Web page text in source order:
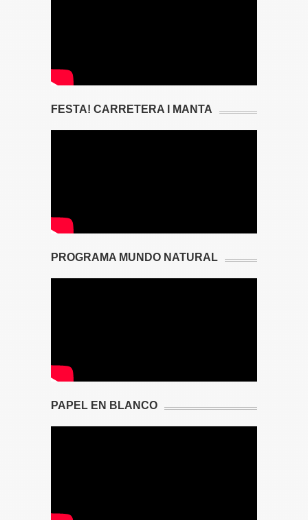
FESTA! CARRETERA I MANTA
PROGRAMA MUNDO NATURAL
PAPEL EN BLANCO